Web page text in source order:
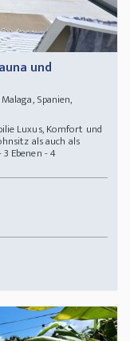
und
Spanien,
Luxus, Komfort und
als auch als
Ebenen - 4